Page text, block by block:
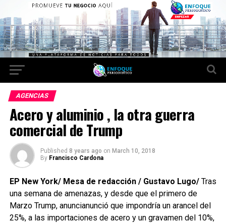
AGENCIAS
Acero y aluminio , la otra guerra
comercial de Trump
Published 8 years ago on March 10, 2018
By Francisco Cardona
EP New York/ Mesa de redacción / Gustavo Lugo/Tras
una semana de amenazas, y desde que el primero de
Marzo Trump, anuncianunció que impondría un arancel del
25%, a las importaciones de acero y un gravamen del 10%,